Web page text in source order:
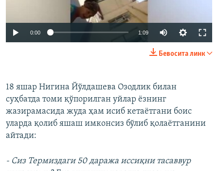
0:00 1:09
Бевосита линк
18 яшар Нигина Йўлдашева Озодлик билан
суҳбатда томи қўпорилган уйлар ёзнинг
жазирамасида жуда ҳам исиб кетаётгани боис
уларда қолиб яшаш имконсиз бўлиб қолаётганини
айтади:
- Сиз Термиздаги 50 даража иссиқни тасаввур